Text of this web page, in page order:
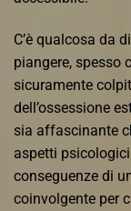
C’è qualcosa da
piangere, spesso
sicuramente
dell’ossessione
sia affascinante
aspetti
conseguenze di
coinvolgente per